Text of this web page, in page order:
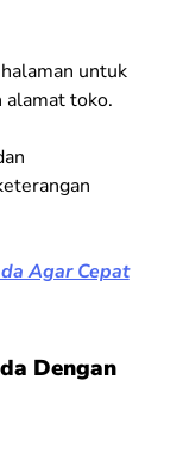
untuk
alamat toko.
Agar Cepat
Dengan